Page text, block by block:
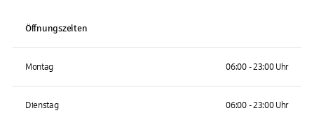
Öffnungszeiten
Montag 06:00 - 23:00 Uhr
Dienstag 06:00 - 23:00 Uhr